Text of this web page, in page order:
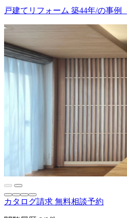
戸建てリフォーム 築44年/の事例
カタログ請求 無料相談予約